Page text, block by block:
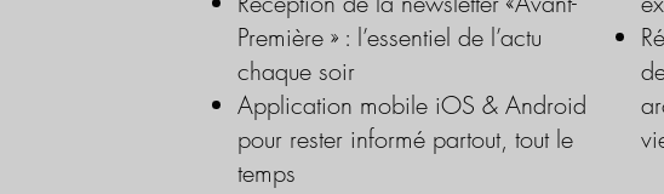
Première » : l’essentiel de l’actu
chaque soir
Application mobile iOS & Android
pour rester informé partout, tout le
temps